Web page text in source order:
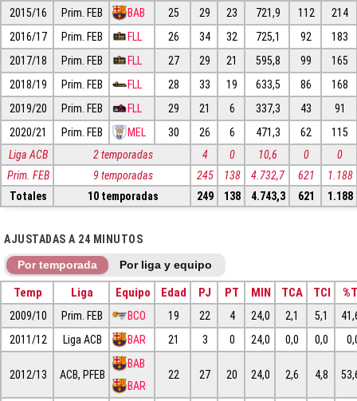
2015/16 Prim. FEB BAB 25 29 23 721,9 112
214
2016/17
Prim. FEB FLL 26 34 32 725,1 92
183
2017/18
Prim. FEB FLL 27 29 21 595,8 99
165
2018/19
Prim. FEB FLL 28 33 19 633,5 86
168
2019/20
Prim. FEB FLL 29 21 6 337,3 43
91
2020/21
Prim. FEB MEL 30 26 6 471,3 62
115
Liga ACB
2 temporadas 4 0 10,6 0
0
Prim. FEB
9 temporadas 245 138 4.732,7 621
1.188
Totales
10 temporadas 249 138 4.743,3 621 1.188
AJUSTADAS A 24 MINUTOS
Por temporada Por liga y equipo
Temp Liga Equipo Edad PJ PT MIN TCA TCI
2009/10 Prim. FEB BCO 19 22 4 24,0 2,1 5,1
2011/12
Liga ACB BAR 21 3 0 24,0 0,0 0,0
2012/13 ACB, PFEB
BAB
BAR
22 27 20 24,0 2,6 4,8